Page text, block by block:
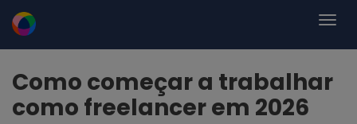
Como começar a trabalhar
como freelancer em 2026